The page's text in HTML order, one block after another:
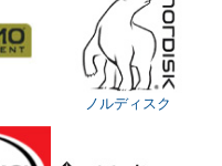
ノルディスク